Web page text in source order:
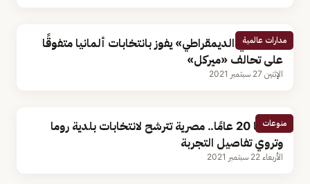
مدارات عالمية
«الاشتراكي الديمقراطي» يفوز بانتخابات ألمانيا متفوقًا
على تحالف «ميركل»
الإثنين 27 سبتمبر 2021
منوعات
عمرها 20 عامًا.. مصرية تترشح لانتخابات بلدية روما
وتروي تفاصيل التجربة
الأربعاء 22 سبتمبر 2021